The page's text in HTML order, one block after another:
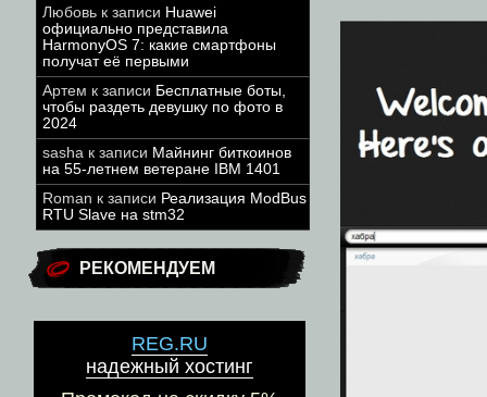
Любовь к записи Huawei
официально представила
HarmonyOS 7: какие смартфоны
получат её первыми
Артем к записи Бесплатные боты,
чтобы раздеть девушку по фото в
2024
sasha к записи Майнинг биткоинов
на 55-летнем ветеране IBM 1401
Roman к записи Реализация ModBus
RTU Slave на stm32
РЕКОМЕНДУЕМ
REG.RU
надежный хостинг